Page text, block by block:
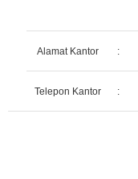
Alamat Kantor :
Telepon Kantor :